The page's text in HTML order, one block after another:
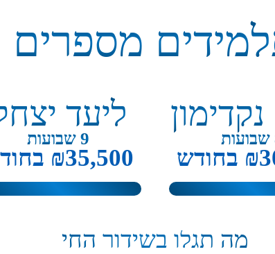
מספרים
ליעד
9 שבועות
₪35,500 בחודש
מה תגלו בשידור החי